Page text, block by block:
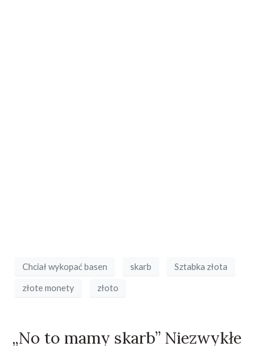
Chciał wykopać basen skarb Sztabka złota
złote monety złoto
„No to mamy skarb” Niezwykłe